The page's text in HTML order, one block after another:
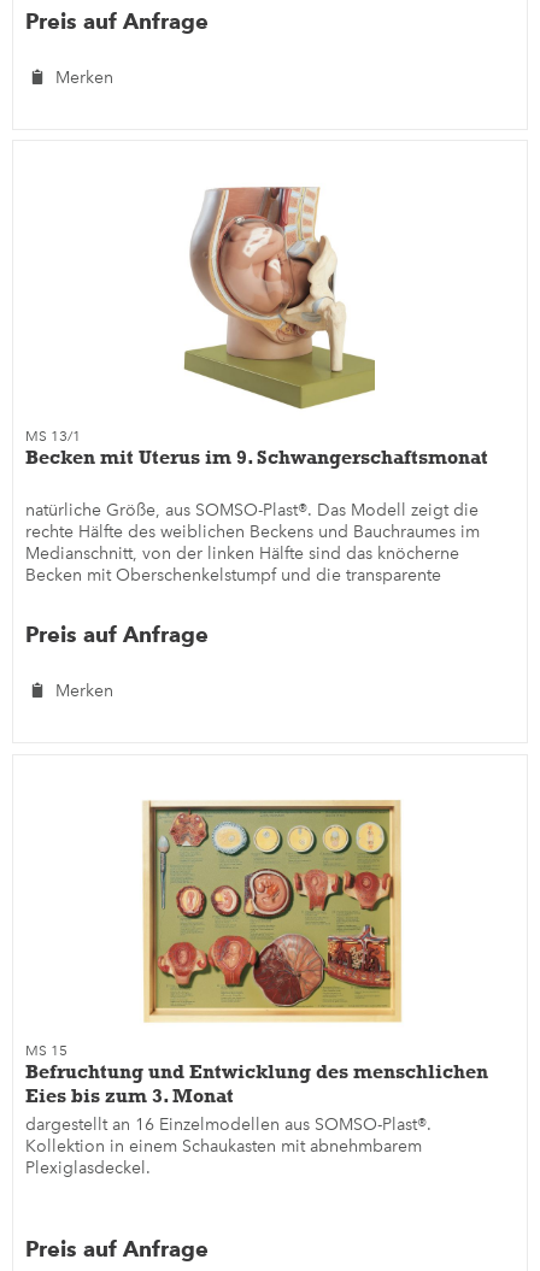
Preis auf Anfrage
Merken
MS 13/1
Becken mit Uterus im 9. Schwangerschaftsmonat
natürliche Größe, aus SOMSO-Plast®. Das Modell zeigt die
rechte Hälfte des weiblichen Beckens und Bauchraumes im
Medianschnitt, von der linken Hälfte sind das knöcherne
Becken mit Oberschenkelstumpf und die transparente
Preis auf Anfrage
Merken
MS 15
Befruchtung und Entwicklung des menschlichen
Eies bis zum 3. Monat
dargestellt an 16 Einzelmodellen aus SOMSO-Plast®.
Kollektion in einem Schaukasten mit abnehmbarem
Plexiglasdeckel.
Preis auf Anfrage